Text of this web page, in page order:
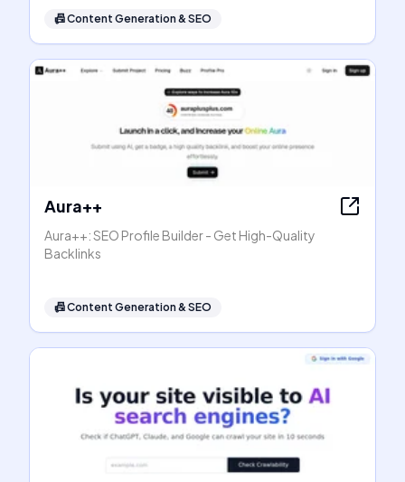
📠Content Generation & SEO
Aura++
Aura++: SEO Profile Builder - Get High-Quality
Backlinks
📠Content Generation & SEO